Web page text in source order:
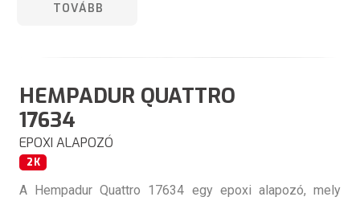
TOVÁBB
HEMPADUR QUATTRO
17634
EPOXI ALAPOZÓ
2K
A Hempadur Quattro 17634 egy epoxi alapozó, mely